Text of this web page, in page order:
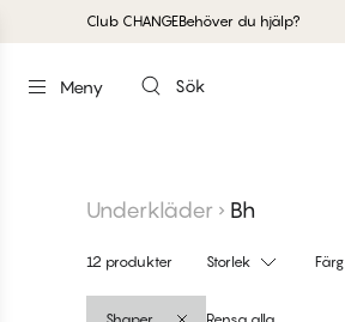
Club CHANGEBehöver du hjälp?
Meny Sök
Shoppa Bh Utan Bygel
Underkläder Bh
12 produkter Storlek Färg